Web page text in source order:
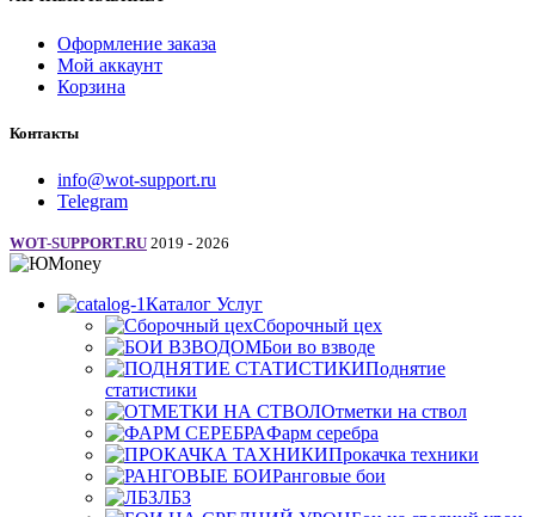
Оформление заказа
Мой аккаунт
Корзина
Контакты
info@wot-support.ru
Telegram
WOT-SUPPORT.RU 2019 - 2026
Каталог Услуг
Сборочный цех
Бои во взводе
Поднятие
статистики
Отметки на ствол
Фарм серебра
Прокачка техники
Ранговые бои
ЛБЗ